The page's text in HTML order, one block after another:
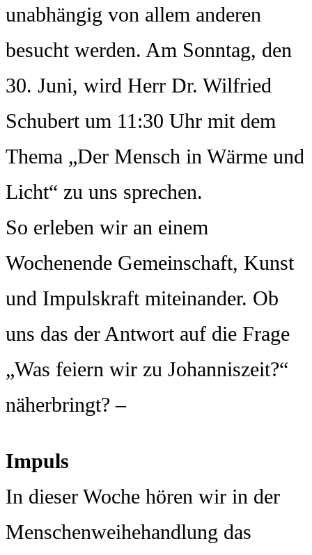
unabhängig von allem anderen
besucht werden. Am Sonntag, den
30. Juni, wird Herr Dr. Wilfried
Schubert um 11:30 Uhr mit dem
Thema „Der Mensch in Wärme und
Licht“ zu uns sprechen.
So erleben wir an einem
Wochenende Gemeinschaft, Kunst
und Impulskraft miteinander. Ob
uns das der Antwort auf die Frage
„Was feiern wir zu Johanniszeit?“
näherbringt? –
Impuls
In dieser Woche hören wir in der
Menschenweihehandlung das